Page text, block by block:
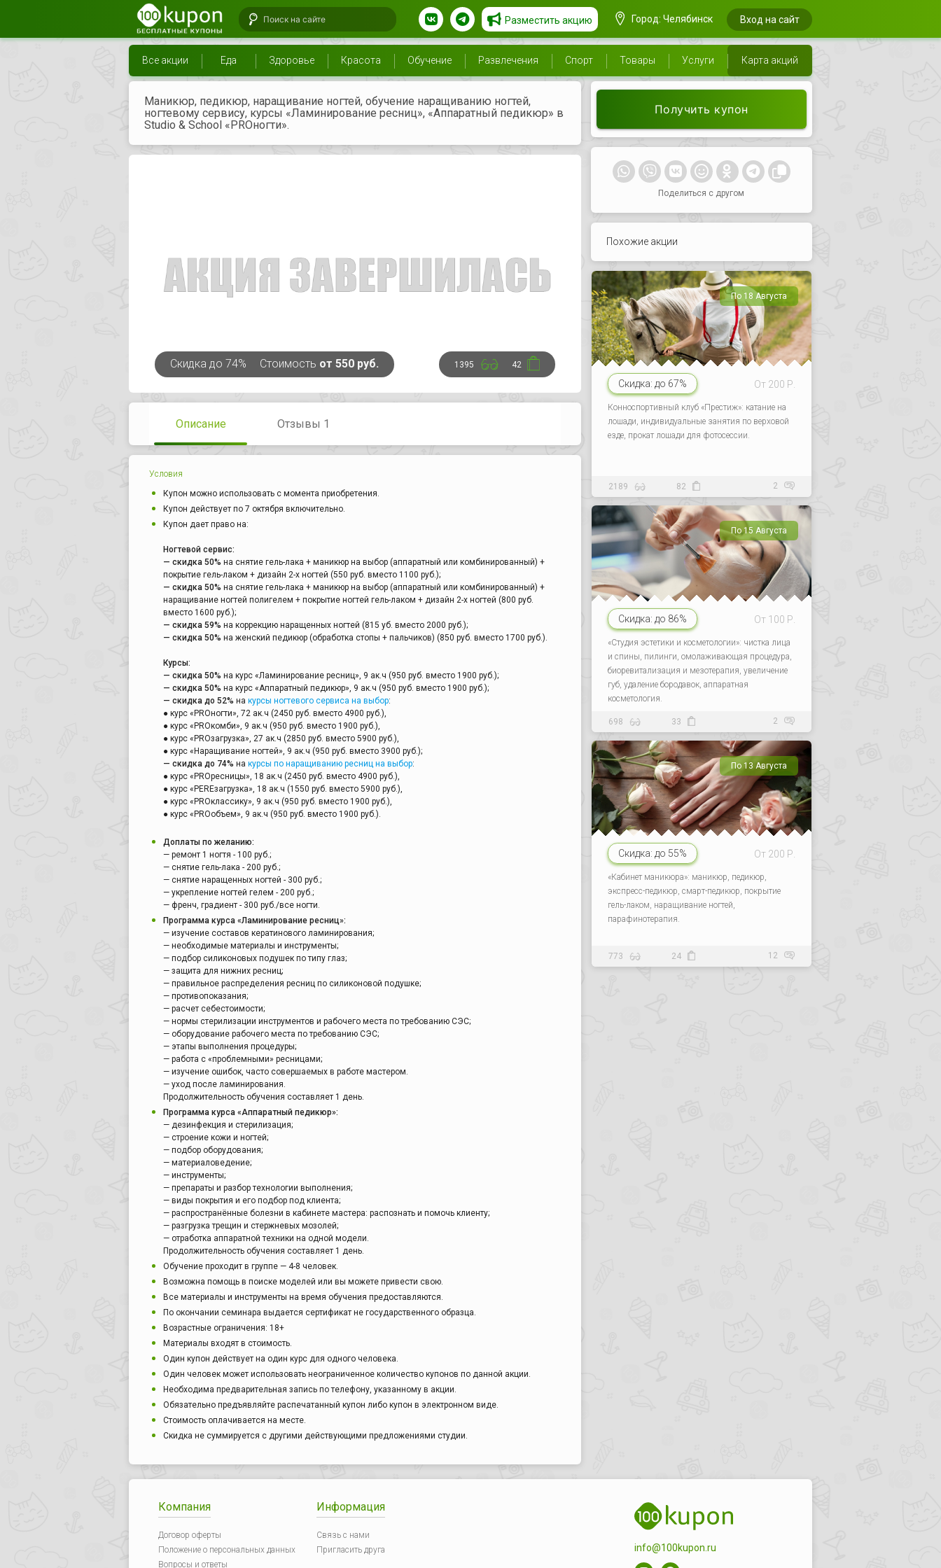
Разместить акцию Город: Челябинск Вход на сайт
Все акции Еда Здоровье Красота Обучение Развлечения Спорт Товары Услуги Карта акций
Маникюр, педикюр, наращивание ногтей, обучение наращиванию ногтей,
ногтевому сервису, курсы «Ламинирование ресниц», «Аппаратный педикюр» в
Studio & School «PROногти».
Скидка до 74% Стоимость от 550 руб. 1395 42
Описание Отзывы 1
Условия
Купон можно использовать с момента приобретения.
Купон действует по 7 октября включительно.
Купон дает право на:
Ногтевой сервис:
— скидка 50% на снятие гель-лака + маникюр на выбор (аппаратный или комбинированный) +
покрытие гель-лаком + дизайн 2-х ногтей (550 руб. вместо 1100 руб.);
— скидка 50% на снятие гель-лака + маникюр на выбор (аппаратный или комбинированный) +
наращивание ногтей полигелем + покрытие ногтей гель-лаком + дизайн 2-х ногтей (800 руб.
вместо 1600 руб.);
— скидка 59% на коррекцию наращенных ногтей (815 уб. вместо 2000 руб.);
— скидка 50% на женский педикюр (обработка стопы + пальчиков) (850 руб. вместо 1700 руб.).
Курсы:
— скидка 50% на курс «Ламинирование ресниц», 9 ак.ч (950 руб. вместо 1900 руб.);
— скидка 50% на курс «Аппаратный педикюр», 9 ак.ч (950 руб. вместо 1900 руб.);
— скидка до 52% на курсы ногтевого сервиса на выбор:
● курс «PRОногти», 72 ак.ч (2450 руб. вместо 4900 руб.),
● курс «PRОкомби», 9 ак.ч (950 руб. вместо 1900 руб.),
● курс «PRОзагрузка», 27 ак.ч (2850 руб. вместо 5900 руб.),
● курс «Наращивание ногтей», 9 ак.ч (950 руб. вместо 3900 руб.);
— скидка до 74% на курсы по наращиванию ресниц на выбор:
● курс «PRОресницы», 18 ак.ч (2450 руб. вместо 4900 руб.),
● курс «PERЕзагрузка», 18 ак.ч (1550 руб. вместо 5900 руб.),
● курс «PRОклассику», 9 ак.ч (950 руб. вместо 1900 руб.),
● курс «PRОобъем», 9 ак.ч (950 руб. вместо 1900 руб.).
Доплаты по желанию:
— ремонт 1 ногтя - 100 руб.;
— снятие гель-лака - 200 руб.;
— снятие наращенных ногтей - 300 руб.;
— укрепление ногтей гелем - 200 руб.;
— френч, градиент - 300 руб./все ногти.
Программа курса «Ламинирование ресниц»:
— изучение составов кератинового ламинирования;
— необходимые материалы и инструменты;
— подбор силиконовых подушек по типу глаз;
— защита для нижних ресниц;
— правильное распределения ресниц по силиконовой подушке;
— противопоказания;
— расчет себестоимости;
— нормы стерилизации инструментов и рабочего места по требованию СЭС;
— оборудование рабочего места по требованию СЭС;
— этапы выполнения процедуры;
— работа с «проблемными» ресницами;
— изучение ошибок, часто совершаемых в работе мастером.
— уход после ламинирования.
Продолжительность обучения составляет 1 день.
Программа курса «Аппаратный педикюр»:
— дезинфекция и стерилизация;
— строение кожи и ногтей;
— подбор оборудования;
— материаловедение;
— инструменты;
— препараты и разбор технологии выполнения;
— виды покрытия и его подбор под клиента;
— распространённые болезни в кабинете мастера: распознать и помочь клиенту;
— разгрузка трещин и стержневых мозолей;
— отработка аппаратной техники на одной модели.
Продолжительность обучения составляет 1 день.
Обучение проходит в группе — 4-8 человек.
Возможна помощь в поиске моделей или вы можете привести свою.
Все материалы и инструменты на время обучения предоставляются.
По окончании семинара выдается сертификат не государственного образца.
Возрастные ограничения: 18+
Материалы входят в стоимость.
Один купон действует на один курс для одного человека.
Один человек может использовать неограниченное количество купонов по данной акции.
Необходима предварительная запись по телефону, указанному в акции.
Обязательно предъявляйте распечатанный купон либо купон в электронном виде.
Стоимость оплачивается на месте.
Скидка не суммируется с другими действующими предложениями студии.
Получить купон
Поделиться с другом
Похожие акции
По 18 Августа
Скидка: до 67% От 200 Р.
Конноспортивный клуб «Престиж»: катание на
лошади, индивидуальные занятия по верховой
езде, прокат лошади для фотосессии.
2189 82 2
По 15 Августа
Скидка: до 86% От 100 Р.
«Студия эстетики и косметологии»: чистка лица
и спины, пилинги, омолаживающая процедура,
биоревитализация и мезотерапия, увеличение
губ, удаление бородавок, аппаратная
косметология.
698 33 2
По 13 Августа
Скидка: до 55% От 200 Р.
«Кабинет маникюра»: маникюр, педикюр,
экспресс-педикюр, смарт-педикюр, покрытие
гель-лаком, наращивание ногтей,
парафинотерапия.
773 24 12
Компания
Договор оферты
Положение о персональных данных
Вопросы и ответы
Информация
Связь с нами
Пригласить друга
info@100kupon.ru